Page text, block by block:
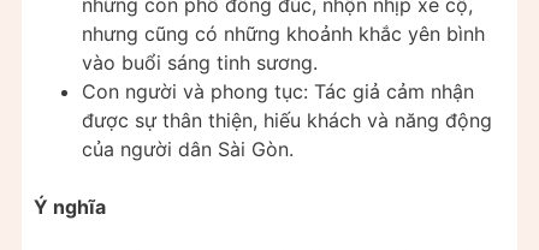
nhưng cũng có những khoảnh khắc yên bình
vào buổi sáng tinh sương.
Con người và phong tục: Tác giả cảm nhận
được sự thân thiện, hiếu khách và năng động
của người dân Sài Gòn.
Ý nghĩa